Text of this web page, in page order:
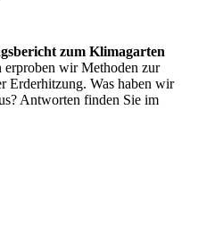
zum Klimagarten
erproben wir Methoden zur
Erderhitzung. Was haben wir
Antworten finden Sie im